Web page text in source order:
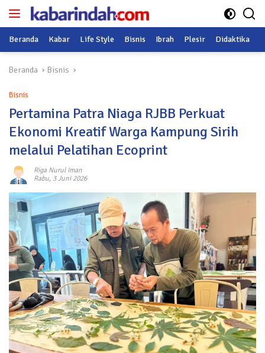
Langsung
Beranda Kabar Life Style Bisnis Ibrah Plesir Didaktika
Beranda Bisnis
Bisnis
Pertamina Patra Niaga RJBB Perkuat
Ekonomi Kreatif Warga Kampung Sirih
melalui Pelatihan Ecoprint
Riga Nurul Iman
Rabu, 3 Juni 2026